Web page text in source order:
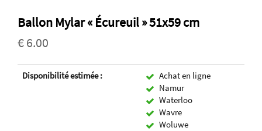
Ballon Mylar « Écureuil » 51x59 cm
€ 6.00
Disponibilité estimée :
Achat en ligne
Namur
Waterloo
Wavre
Woluwe